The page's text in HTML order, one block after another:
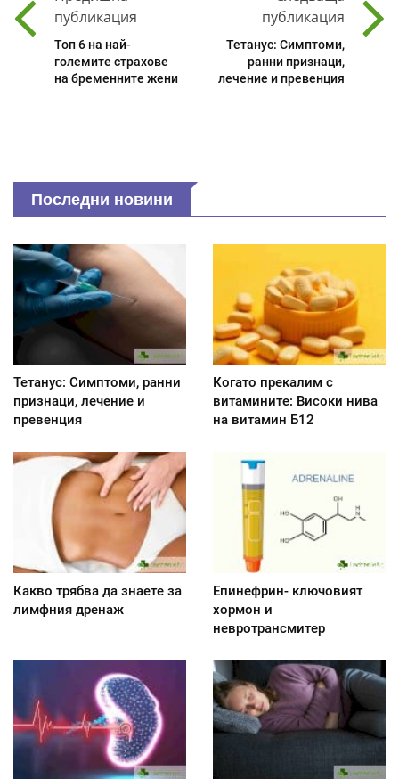
публикация
Топ 6 на най-
големите страхове
на бременните жени
публикация
Тетанус: Симптоми,
ранни признаци,
лечение и превенция
Последни новини
Тетанус: Симптоми, ранни
признаци, лечение и
превенция
Когато прекалим с
витамините: Високи нива
на витамин Б12
Какво трябва да знаете за
лимфния дренаж
Епинефрин- ключовият
хормон и
невротрансмитер